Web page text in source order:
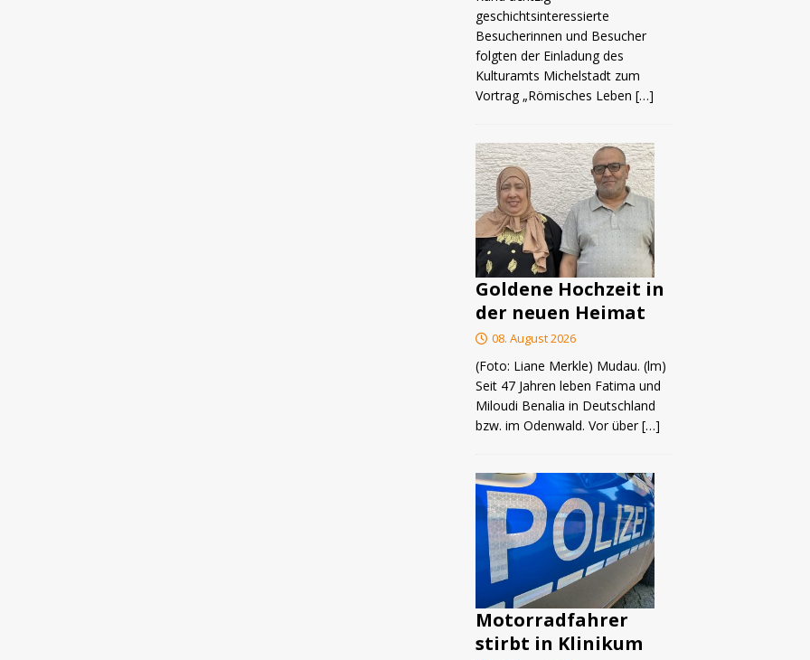
geschichtsinteressierte
Besucherinnen und Besucher
folgten der Einladung des
Kulturamts Michelstadt zum
Vortrag „Römisches Leben […]
Goldene Hochzeit in
der neuen Heimat
08. August 2026
(Foto: Liane Merkle) Mudau. (lm)
Seit 47 Jahren leben Fatima und
Miloudi Benalia in Deutschland
bzw. im Odenwald. Vor über[…]
Motorradfahrer
stirbt in Klinikum